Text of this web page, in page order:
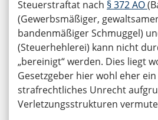
Steuerstraftat nach § 372 AO
(Gewerbsmäßiger,
bandenmäßiger Schmuggel)
(Steuerhehlerei) kann nicht
„bereinigt“ werden. Dies liegt
Gesetzgeber hier wohl eher
strafrechtliches Unrecht
Verletzungsstrukturen